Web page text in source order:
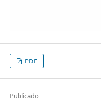
PDF
Publicado